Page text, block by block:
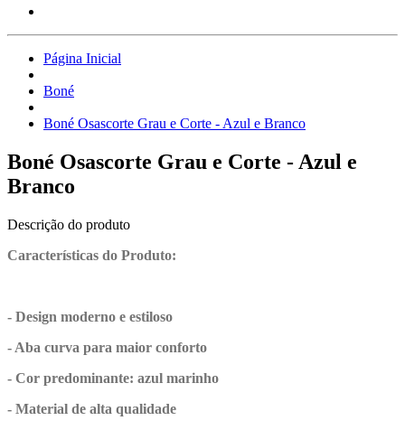
Página Inicial
Boné
Boné Osascorte Grau e Corte - Azul e Branco
Boné Osascorte Grau e Corte - Azul e
Branco
Descrição do produto
Características do Produto:
- Design moderno e estiloso
- Aba curva para maior conforto
- Cor predominante: azul marinho
- Material de alta qualidade